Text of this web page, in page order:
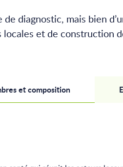
de diagnostic, mais bien
et de construction
et composition